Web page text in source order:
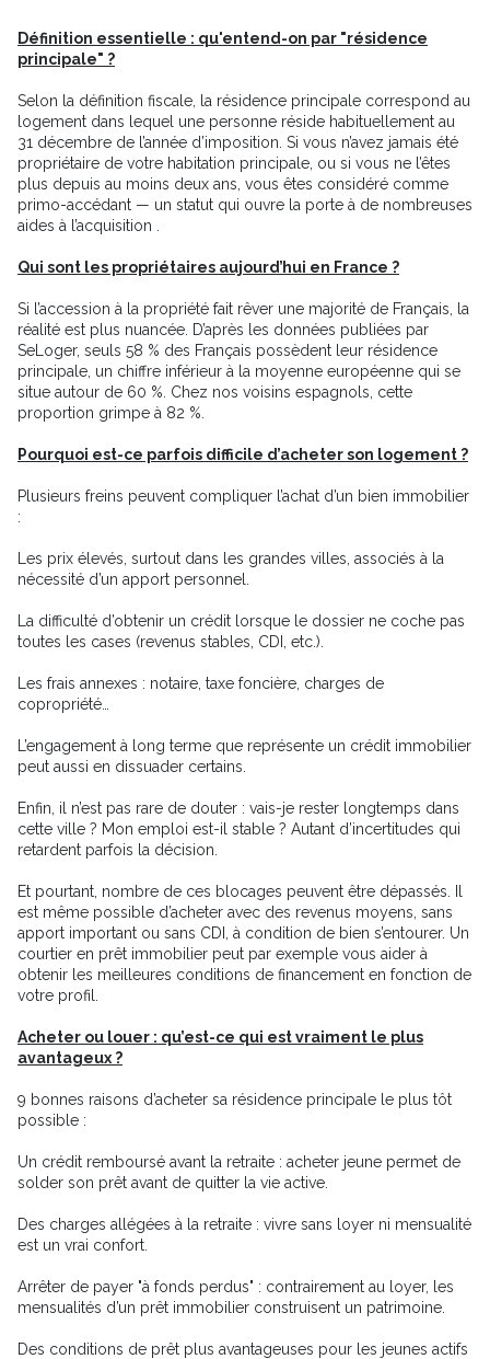
Définition essentielle : qu'entend-on par "résidence
principale" ?
Selon la définition fiscale, la résidence principale correspond au
logement dans lequel une personne réside habituellement au
31 décembre de l’année d’imposition. Si vous n’avez jamais été
propriétaire de votre habitation principale, ou si vous ne l’êtes
plus depuis au moins deux ans, vous êtes considéré comme
primo-accédant — un statut qui ouvre la porte à de nombreuses
aides à l’acquisition .
Qui sont les propriétaires aujourd’hui en France ?
Si l’accession à la propriété fait rêver une majorité de Français, la
réalité est plus nuancée. D’après les données publiées par
SeLoger, seuls 58 % des Français possèdent leur résidence
principale, un chiffre inférieur à la moyenne européenne qui se
situe autour de 60 %. Chez nos voisins espagnols, cette
proportion grimpe à 82 %.
Pourquoi est-ce parfois difficile d’acheter son logement ?
Plusieurs freins peuvent compliquer l’achat d’un bien immobilier
:
Les prix élevés, surtout dans les grandes villes, associés à la
nécessité d’un apport personnel.
La difficulté d’obtenir un crédit lorsque le dossier ne coche pas
toutes les cases (revenus stables, CDI, etc.).
Les frais annexes : notaire, taxe foncière, charges de
copropriété…
L’engagement à long terme que représente un crédit immobilier
peut aussi en dissuader certains.
Enfin, il n’est pas rare de douter : vais-je rester longtemps dans
cette ville ? Mon emploi est-il stable ? Autant d’incertitudes qui
retardent parfois la décision.
Et pourtant, nombre de ces blocages peuvent être dépassés. Il
est même possible d’acheter avec des revenus moyens, sans
apport important ou sans CDI, à condition de bien s’entourer. Un
courtier en prêt immobilier peut par exemple vous aider à
obtenir les meilleures conditions de financement en fonction de
votre profil.
Acheter ou louer : qu’est-ce qui est vraiment le plus
avantageux ?
9 bonnes raisons d’acheter sa résidence principale le plus tôt
possible :
Un crédit remboursé avant la retraite : acheter jeune permet de
solder son prêt avant de quitter la vie active.
Des charges allégées à la retraite : vivre sans loyer ni mensualité
est un vrai confort.
Arrêter de payer "à fonds perdus" : contrairement au loyer, les
mensualités d’un prêt immobilier construisent un patrimoine.
Des conditions de prêt plus avantageuses pour les jeunes actifs